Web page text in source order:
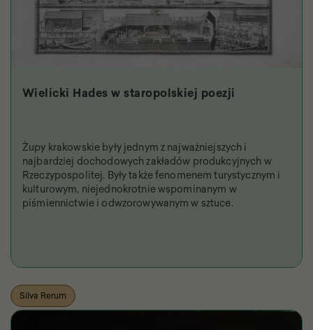
Wielicki Hades w staropolskiej poezji
Żupy krakowskie były jednym z najważniejszych i
najbardziej dochodowych zakładów produkcyjnych w
Rzeczypospolitej. Były także fenomenem turystycznym i
kulturowym, niejednokrotnie wspominanym w
piśmiennictwie i odwzorowywanym w sztuce.
Silva Rerum